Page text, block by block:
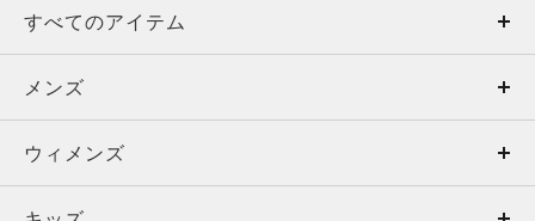
すべてのアイテム
メンズ
ウィメンズ
メンズ
トップス
ウィメンズ